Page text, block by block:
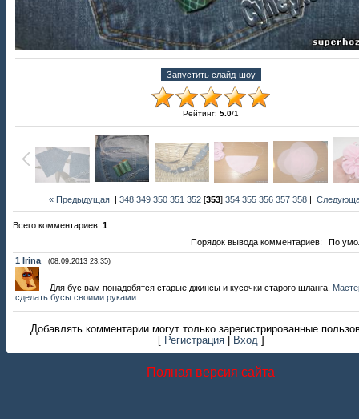
Рейтинг: 5.0/1
« Предыдущая |348 349 350 351 352 [353]354 355 356 357 358 |
Всего комментариев: 1
Порядок вывода комментариев:
1 Irina (08.09.2013 23:35)
Для бус вам понадобятся старые джинсы и кусочки старого шланга.
сделать бусы своими руками.
Добавлять комментарии могут только зарегистрированные
Регистрация Вход
Полная версия сайта